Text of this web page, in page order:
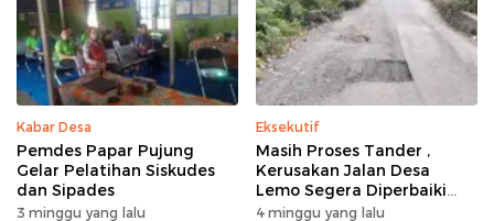
Kabar Desa
Pemdes Papar Pujung
Gelar Pelatihan Siskudes
dan Sipades
3 minggu yang lalu
Eksekutif
Masih Proses Tander ,
Kerusakan Jalan Desa
Lemo Segera Diperbaiki
Tahun Ini
4 minggu yang lalu